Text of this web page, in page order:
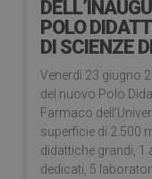
POLO
DI SCIENZE
Venerdì 23 giugno
del nuovo Polo
Farmaco
superficie di 2.500
didattiche grandi, 1
dedicati, 5